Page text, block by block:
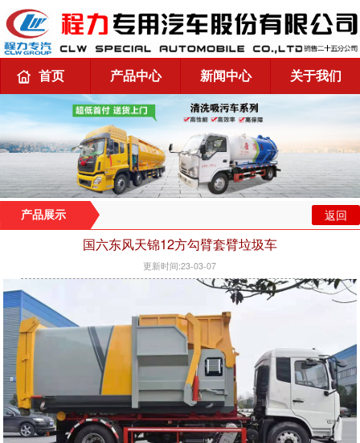
首页 产品中心 新闻中心 关于我们
产品展示 返回
国六东风天锦12方勾臂套臂垃圾车
更新时间:23-03-07